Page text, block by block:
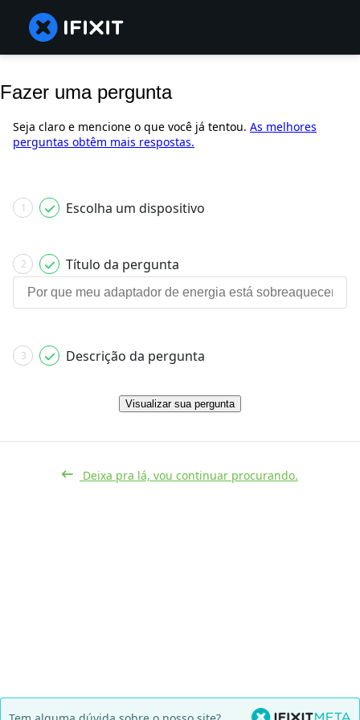
Fazer uma pergunta
Seja claro e mencione o que você já tentou. As melhores
perguntas obtêm mais respostas.
1 Escolha um dispositivo
2 Título da pergunta
3 Descrição da pergunta
Visualizar sua pergunta
Deixa pra lá, vou continuar procurando.